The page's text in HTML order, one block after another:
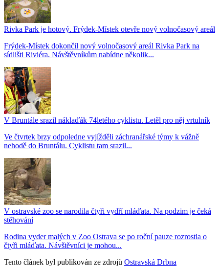
Rivka Park je hotový. Frýdek-Místek otevře nový volnočasový areál
Frýdek-Místek dokončil nový volnočasový areál Rivka Park na
sídlišti Riviéra. Návštěvníkům nabídne několik...
V Bruntále srazil náklaďák 74letého cyklistu. Letěl pro něj vrtulník
Ve čtvrtek brzy odpoledne vyjížděli záchranářské týmy k vážně
nehodě do Bruntálu. Cyklistu tam srazil...
V ostravské zoo se narodila čtyři vydří mláďata. Na podzim je čeká
stěhování
Rodina vyder malých v Zoo Ostrava se po roční pauze rozrostla o
čtyři mláďata. Návštěvníci je mohou...
Tento článek byl publikován ze zdrojů Ostravská Drbna